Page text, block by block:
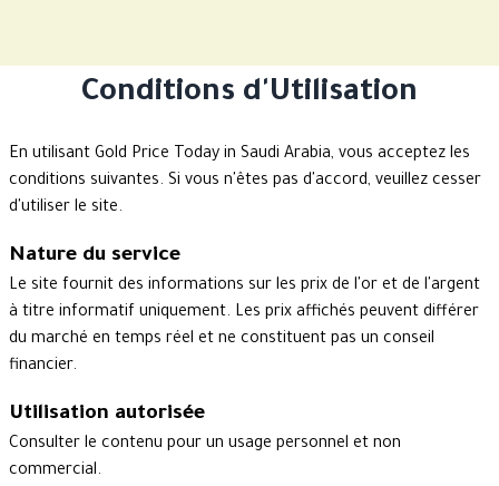
Conditions d'Utilisation
En utilisant Gold Price Today in Saudi Arabia, vous acceptez les
conditions suivantes. Si vous n'êtes pas d'accord, veuillez cesser
d'utiliser le site.
Nature du service
Le site fournit des informations sur les prix de l'or et de l'argent
à titre informatif uniquement. Les prix affichés peuvent différer
du marché en temps réel et ne constituent pas un conseil
financier.
Utilisation autorisée
Consulter le contenu pour un usage personnel et non
commercial.